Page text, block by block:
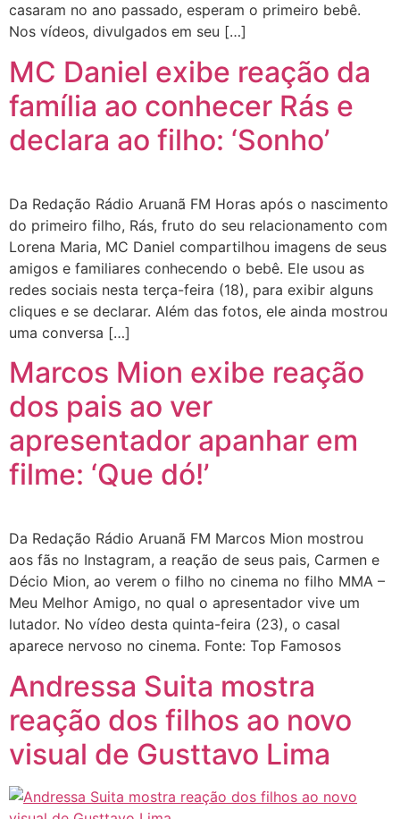
casaram no ano passado, esperam o primeiro bebê.
Nos vídeos, divulgados em seu […]
MC Daniel exibe reação da
família ao conhecer Rás e
declara ao filho: ‘Sonho’
Da Redação Rádio Aruanã FM Horas após o nascimento
do primeiro filho, Rás, fruto do seu relacionamento com
Lorena Maria, MC Daniel compartilhou imagens de seus
amigos e familiares conhecendo o bebê. Ele usou as
redes sociais nesta terça-feira (18), para exibir alguns
cliques e se declarar. Além das fotos, ele ainda mostrou
uma conversa […]
Marcos Mion exibe reação
dos pais ao ver
apresentador apanhar em
filme: ‘Que dó!’
Da Redação Rádio Aruanã FM Marcos Mion mostrou
aos fãs no Instagram, a reação de seus pais, Carmen e
Décio Mion, ao verem o filho no cinema no filho MMA –
Meu Melhor Amigo, no qual o apresentador vive um
lutador. No vídeo desta quinta-feira (23), o casal
aparece nervoso no cinema. Fonte: Top Famosos
Andressa Suita mostra
reação dos filhos ao novo
visual de Gusttavo Lima